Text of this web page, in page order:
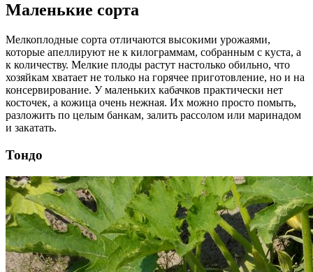
Маленькие сорта
Мелкоплодные сорта отличаются высокими урожаями,
которые апеллируют не к килограммам, собранным с куста, а
к количеству. Мелкие плоды растут настолько обильно, что
хозяйкам хватает не только на горячее приготовление, но и на
консервирование. У маленьких кабачков практически нет
косточек, а кожица очень нежная. Их можно просто помыть,
разложить по целым банкам, залить рассолом или маринадом
и закатать.
Тондо